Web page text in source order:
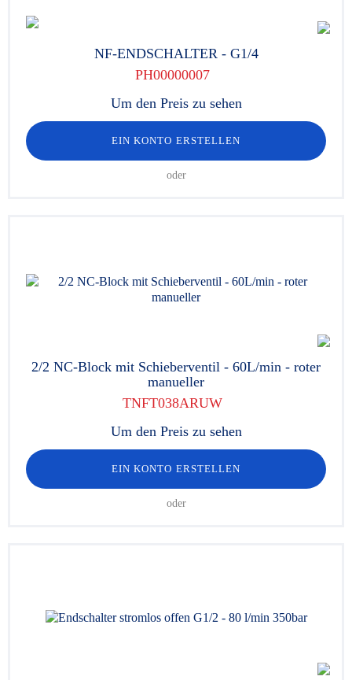
NF-ENDSCHALTER - G1/4
PH00000007
Um den Preis zu sehen
EIN KONTO ERSTELLEN
oder
2/2 NC-Block mit Schieberventil - 60L/min - roter
manueller
TNFT038ARUW
Um den Preis zu sehen
EIN KONTO ERSTELLEN
oder